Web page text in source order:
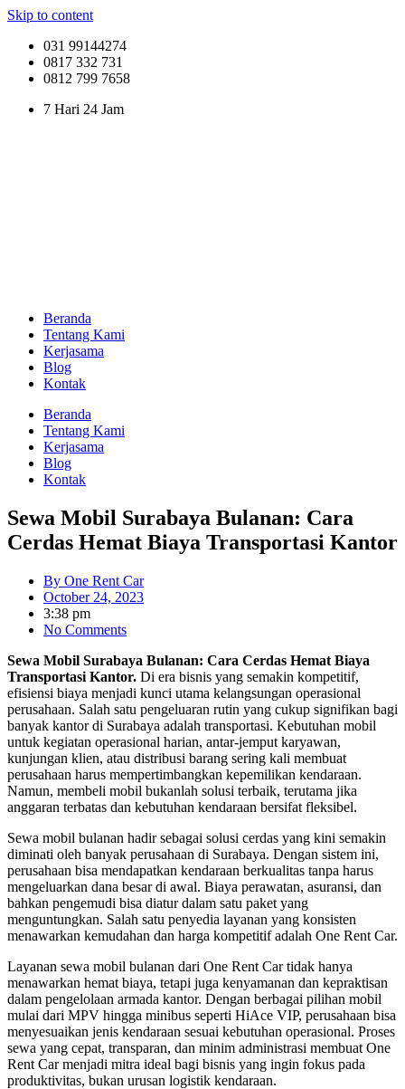
Skip to content
031 99144274
0817 332 731
0812 799 7658
7 Hari 24 Jam
Beranda
Tentang Kami
Kerjasama
Blog
Kontak
Beranda
Tentang Kami
Kerjasama
Blog
Kontak
Sewa Mobil Surabaya Bulanan: Cara
Cerdas Hemat Biaya Transportasi Kantor
By One Rent Car
October 24, 2023
3:38 pm
No Comments
Sewa Mobil Surabaya Bulanan: Cara Cerdas Hemat Biaya
Transportasi Kantor. Di era bisnis yang semakin kompetitif,
efisiensi biaya menjadi kunci utama kelangsungan operasional
perusahaan. Salah satu pengeluaran rutin yang cukup signifikan bagi
banyak kantor di Surabaya adalah transportasi. Kebutuhan mobil
untuk kegiatan operasional harian, antar-jemput karyawan,
kunjungan klien, atau distribusi barang sering kali membuat
perusahaan harus mempertimbangkan kepemilikan kendaraan.
Namun, membeli mobil bukanlah solusi terbaik, terutama jika
anggaran terbatas dan kebutuhan kendaraan bersifat fleksibel.
Sewa mobil bulanan hadir sebagai solusi cerdas yang kini semakin
diminati oleh banyak perusahaan di Surabaya. Dengan sistem ini,
perusahaan bisa mendapatkan kendaraan berkualitas tanpa harus
mengeluarkan dana besar di awal. Biaya perawatan, asuransi, dan
bahkan pengemudi bisa diatur dalam satu paket yang
menguntungkan. Salah satu penyedia layanan yang konsisten
menawarkan kemudahan dan harga kompetitif adalah One Rent Car.
Layanan sewa mobil bulanan dari One Rent Car tidak hanya
menawarkan hemat biaya, tetapi juga kenyamanan dan kepraktisan
dalam pengelolaan armada kantor. Dengan berbagai pilihan mobil
mulai dari MPV hingga minibus seperti HiAce VIP, perusahaan bisa
menyesuaikan jenis kendaraan sesuai kebutuhan operasional. Proses
sewa yang cepat, transparan, dan minim administrasi membuat One
Rent Car menjadi mitra ideal bagi bisnis yang ingin fokus pada
produktivitas, bukan urusan logistik kendaraan.